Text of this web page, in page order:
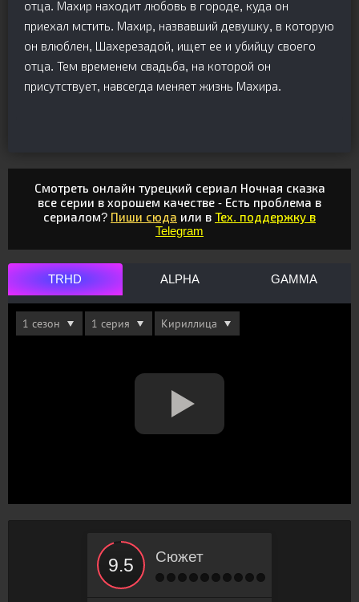
отца. Махир находит любовь в городе, куда он
приехал мстить. Махир, назвавший девушку, в которую
он влюблен, Шахерезадой, ищет ее и убийцу своего
отца. Тем временем свадьба, на которой он
присутствует, навсегда меняет жизнь Махира.
Смотреть онлайн турецкий сериал Ночная сказка
все серии в хорошем качестве - Есть проблема в
сериалом? Пиши сюда или в Тех. поддержку в
Telegram
TRHD ALPHA GAMMA
Сюжет